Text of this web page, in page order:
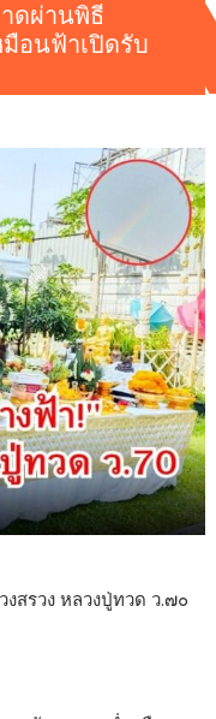
ดผ่านพิธี
มือนฟ้าเปิดรับ
สรวง หลวงปู่ทวด ว.๗๐